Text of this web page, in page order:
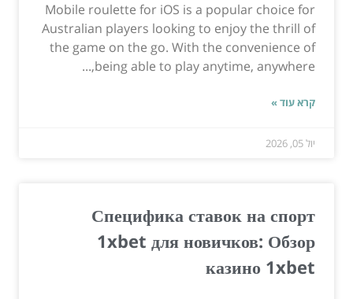
Mobile roulette for iOS is a popular choice for
Australian players looking to enjoy the thrill of
the game on the go. With the convenience of
being able to play anytime, anywhere,...
קרא עוד »
יול 05, 2026
Специфика ставок на спорт
1xbet для новичков: Обзор
казино 1xbet